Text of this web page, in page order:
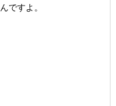
ですよ。